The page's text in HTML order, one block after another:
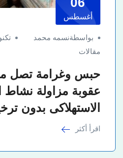
أغسطس
بواسطةنسمه محمد
مقالات
حبس وغرامة تصل
عقوبة مزاولة نشاط
الاستهلاكى بدون
اقرأ أكثر